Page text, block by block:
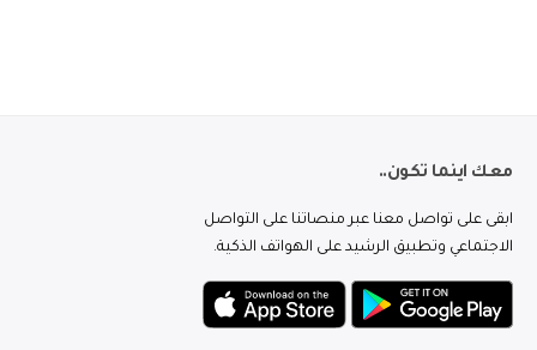
معك اينما تكون..
ابقى على تواصل معنا عبر منصاتنا على التواصل
الاجتماعي وتطبيق الرشيد على الهواتف الذكية.